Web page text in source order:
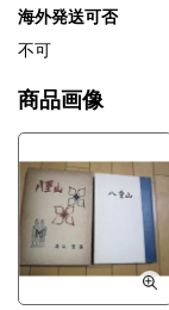
海外発送可否
不可
商品画像